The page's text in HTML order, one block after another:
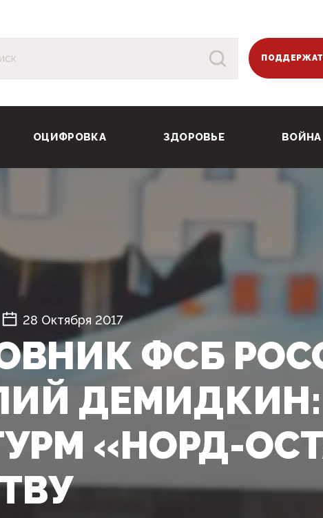
ОЦИФРОВКА ЗДОРОВЬЕ ВОЙНА
28 Октября 2017
ФСБ
«НОРД-